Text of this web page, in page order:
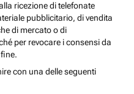
ricezione di telefonate
pubblicitario, di vendita
di mercato o di
per revocare i consensi da
con una delle seguenti